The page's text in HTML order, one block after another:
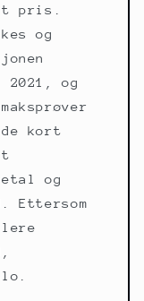
pris.
og
og
kort
og
Ettersom